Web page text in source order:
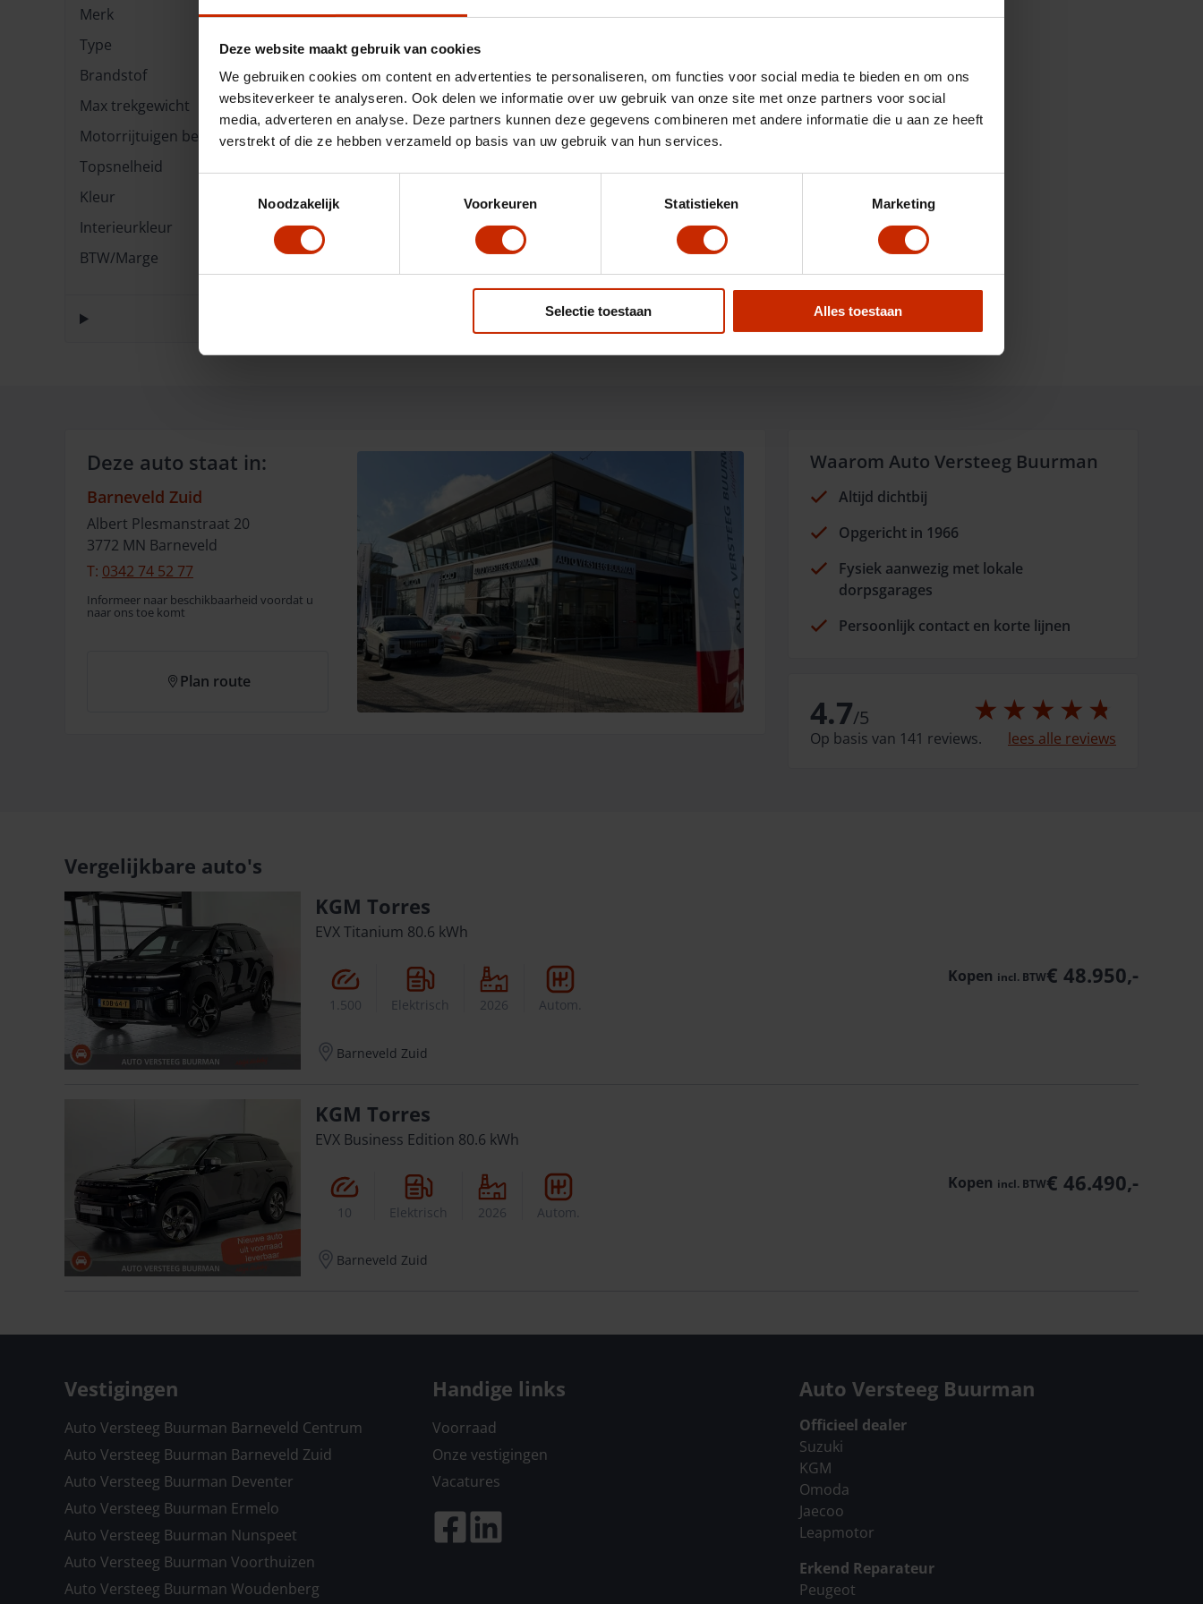
Deze website maakt gebruik van cookies
We gebruiken cookies om content en advertenties te personaliseren, om functies voor social media te bieden en om ons
websiteverkeer te analyseren. Ook delen we informatie over uw gebruik van onze site met onze partners voor social
media, adverteren en analyse. Deze partners kunnen deze gegevens combineren met andere informatie die u aan ze heeft
verstrekt of die ze hebben verzameld op basis van uw gebruik van hun services.
Noodzakelijk
Voorkeuren Statistieken Marketing
Selectie toestaan Alles toestaan
Merk
KGM Model
Torres
Type
EVX Titanium 80.6 kWh Transmissie
Brandstof
Elektrisch Gewicht
1915 kg
Max trekgewicht
1500 kg C02 uitstoot
0 g/km
Motorrijtuigen belasting
€ 252 - 276 per kwartaal Vermogen
207 pk
Topsnelheid
Kleur
Dandy Blue Kleur
Blauw
Interieurkleur
Leather Black Actieradius elektrisch
503 km
BTW/Marge
BTW
Deze auto staat in:
Barneveld Zuid
Albert Plesmanstraat 20
3772 MN Barneveld
T: 0342 74 52 77
Informeer naar beschikbaarheid voordat u
naar ons toe komt
Plan route
Waarom Auto Versteeg Buurman
Altijd dichtbij
Opgericht in 1966
Fysiek aanwezig met lokale
dorpsgarages
Persoonlijk contact en korte lijnen
4.7/5
Op basis van 141 reviews. lees alle reviews
Vergelijkbare auto's
KGM Torres
EVX Titanium 80.6 kWh
1.500 Elektrisch 2026 Autom.
Kopen incl. BTW€ 48.950,-
Barneveld Zuid
KGM Torres
EVX Business Edition 80.6 kWh
10 Elektrisch 2026 Autom.
Kopen incl. BTW€ 46.490,-
Barneveld Zuid
Vestigingen
Auto Versteeg Buurman Barneveld Centrum
Auto Versteeg Buurman Barneveld Zuid
Auto Versteeg Buurman Deventer
Auto Versteeg Buurman Ermelo
Auto Versteeg Buurman Nunspeet
Auto Versteeg Buurman Voorthuizen
Auto Versteeg Buurman Woudenberg
Handige links
Voorraad
Onze vestigingen
Vacatures
Auto Versteeg Buurman
Officieel dealer
Suzuki
KGM
Omoda
Jaecoo
Leapmotor
Erkend Reparateur
Peugeot